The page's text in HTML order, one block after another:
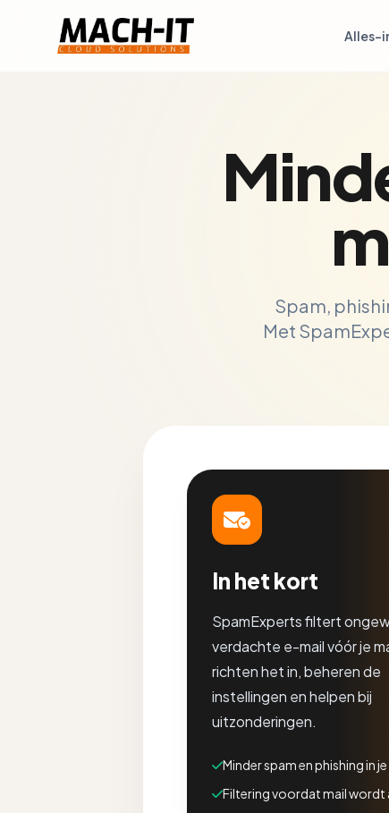
Alles-
Spam,
Met
In het kort
SpamExperts filtert
verdachte e-mail vóór je
richten het in, beheren de
instellingen en helpen bij
uitzonderingen.
Minder spam en phishing in
Filtering voordat mail wordt